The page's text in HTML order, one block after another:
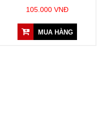
105.000 VNĐ
MUA HÀNG